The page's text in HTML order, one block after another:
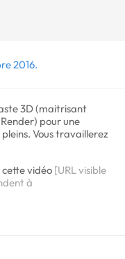
2016.
3D (maitrisant
pour une
Vous travaillerez
vidéo [URL visible
à